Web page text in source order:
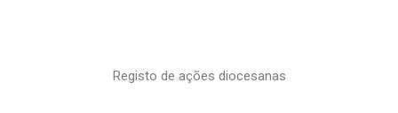
Registo de ações diocesanas